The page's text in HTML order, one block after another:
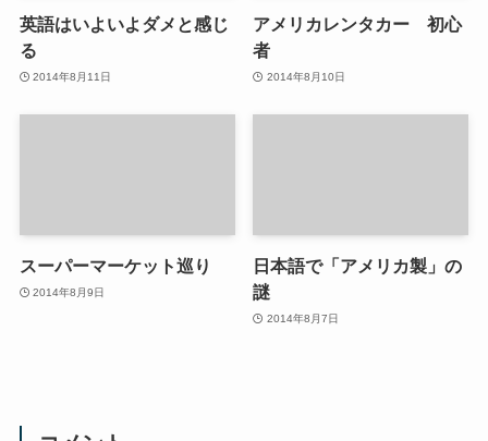
英語はいよいよダメと感じ
る
2014年8月11日
アメリカレンタカー 初心
者
2014年8月10日
スーパーマーケット巡り
2014年8月9日
日本語で「アメリカ製」の
謎
2014年8月7日